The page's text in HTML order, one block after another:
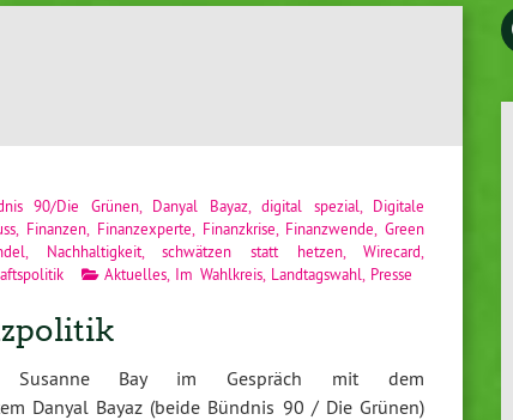
90/Die Grünen, Danyal Bayaz,digital spezial
Digitale
Finanzen Finanzexperte Finanzkrise Finanzwende ,Green
Nachhaltigkeit,schwätzen statt hetzen,Wirecard
Aktuelles Im Wahlkreis, Landtagswahl Presse
Susanne Bay im Gespräch mit dem
Danyal Bayaz (beide Bündnis 90 / Die Grünen)